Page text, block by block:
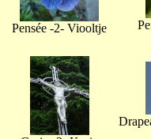
Pensée -2- Viooltje